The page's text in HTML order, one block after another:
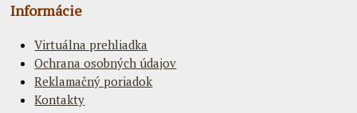
Informácie
Virtuálna prehliadka
Ochrana osobných údajov
Reklamačný poriadok
Kontakty